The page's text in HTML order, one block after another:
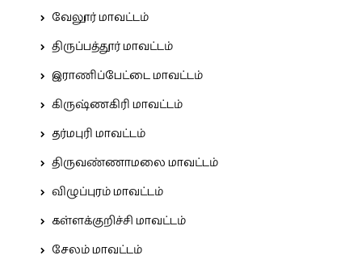
வேலூர் மாவட்டம்
திருப்பத்தூர் மாவட்டம்
இராணிப்பேட்டை மாவட்டம்
கிருஷ்ணகிரி மாவட்டம்
தர்மபுரி மாவட்டம்
திருவண்ணாமலை மாவட்டம்
விழுப்புரம் மாவட்டம்
கள்ளக்குறிச்சி மாவட்டம்
சேலம் மாவட்டம்